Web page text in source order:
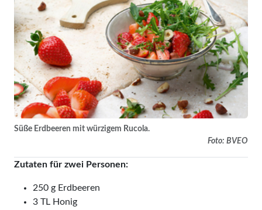
Süße Erdbeeren mit würzigem Rucola.
Foto: BVEO
Zutaten für zwei Personen:
250 g Erdbeeren
3 TL Honig